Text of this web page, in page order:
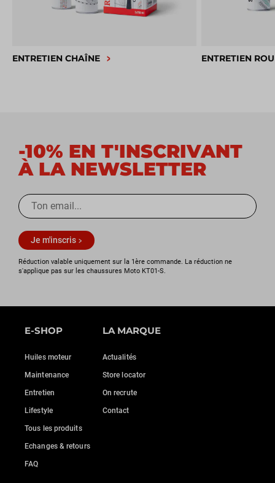
ENTRETIEN CHAÎNE ENTRETIEN
-10% EN T'INSCRIVANT
À LA NEWSLETTER
Je m'inscris
Réduction valable uniquement sur la 1ère commande. La réduction ne
s'applique pas sur les chaussures Moto KT01-S.
E-SHOP
Huiles moteur
Maintenance
Entretien
Lifestyle
Tous les produits
Echanges & retours
FAQ
LA MARQUE
Actualités
Store locator
On recrute
Contact